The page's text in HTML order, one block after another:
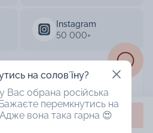
Купить
Instagram
50 000+
by
на соловʼїну?
обрана російська
перемкнутись на
Адже вона така гарна 😍